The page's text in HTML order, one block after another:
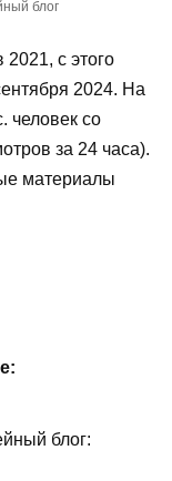
блог
с этого
2024. На
человек со
за 24 часа).
материалы
блог: